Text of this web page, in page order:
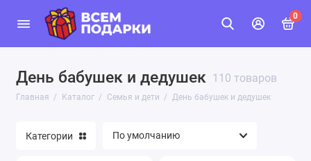
0
День бабушек и дедушек 110 товаров
Главная Каталог Семья и дети День бабушек и дедушек
Категории